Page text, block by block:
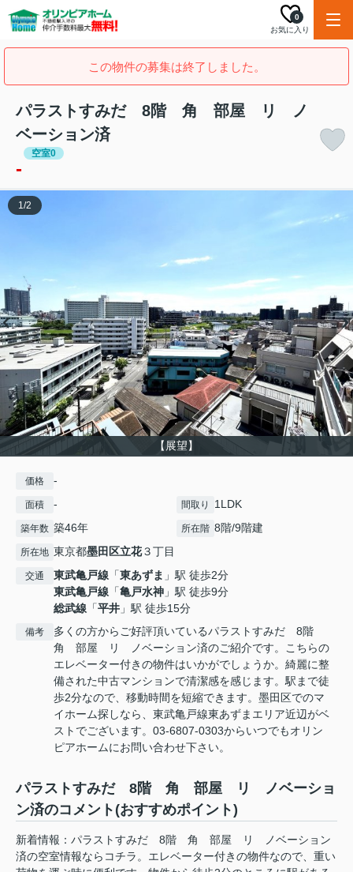
お気に入り
0
この物件の募集は終了しました。
パラストすみだ 8階 角 部屋 リ ノ
ベーション済
空室0
-
【展望】
1/2
価格 -
面積 - 間取り 1LDK
築年数 築46年 所在階 8階/9階建
所在地 東京都墨田区立花３丁目
交通 東武亀戸線 「東あずま 」駅 徒歩2分
東武亀戸線 「亀戸水神 」駅 徒歩9分
総武線 「平井 」駅 徒歩15分
備考
多くの方からご好評頂いているパラストすみだ 8階
角 部屋 リ ノベーション済のご紹介です。こちらの
エレベーター付きの物件はいかがでしょうか。綺麗に整
備された中古マンションで清潔感を感じます。駅まで徒
歩2分なので、移動時間を短縮できます。墨田区でのマ
イホーム探しなら、東武亀戸線東あずまエリア近辺がベ
ストでございます。03-6807-0303からいつでもオリン
ピアホームにお問い合わせ下さい。
パラストすみだ 8階 角 部屋 リ ノベーショ
ン済のコメント(おすすめポイント)
新着情報：パラストすみだ 8階 角 部屋 リ ノベーション
済の空室情報ならコチラ。エレベーター付きの物件なので、重い